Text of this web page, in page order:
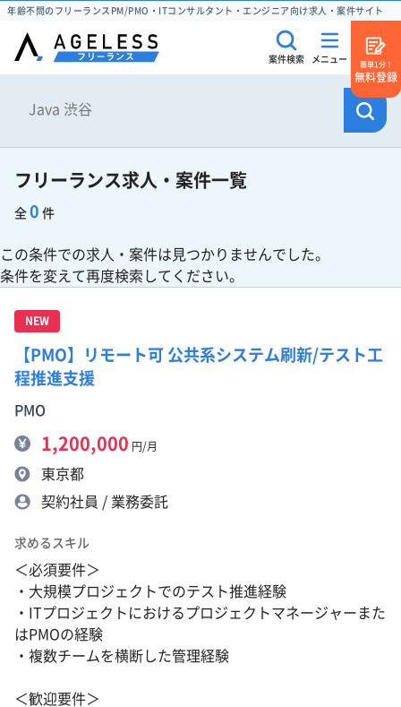
年齢不問のフリーランスPM/PMO・ITコンサルタント・エンジニア向け求人・案件サイト
案件検索 メニュー
簡単1分！
無料登録
フリーランス求人・案件一覧
全 0 件
この条件での求人・案件は見つかりませんでした。
条件を変えて再度検索してください。
NEW
【PMO】リモート可 公共系システム刷新/テスト工
程推進支援
PMO
1,200,000 円/月
東京都
契約社員 / 業務委託
求めるスキル
＜必須要件＞
・大規模プロジェクトでのテスト推進経験
・ITプロジェクトにおけるプロジェクトマネージャーまた
はPMOの経験
・複数チームを横断した管理経験
＜歓迎要件＞